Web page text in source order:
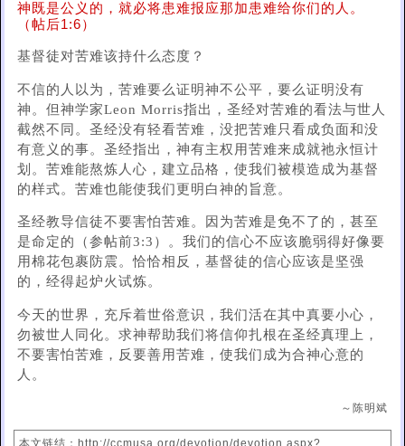
神既是公义的，就必将患难报应那加患难给你们的人。
（帖后1:6）
基督徒对苦难该持什么态度？
不信的人以为，苦难要么证明神不公平，要么证明没有
神。但神学家Leon Morris指出，圣经对苦难的看法与世人
截然不同。圣经没有轻看苦难，没把苦难只看成负面和没
有意义的事。圣经指出，神有主权用苦难来成就祂永恒计
划。苦难能熬炼人心，建立品格，使我们被模造成为基督
的样式。苦难也能使我们更明白神的旨意。
圣经教导信徒不要害怕苦难。因为苦难是免不了的，甚至
是命定的（参帖前3:3）。我们的信心不应该脆弱得好像要
用棉花包裹防震。恰恰相反，基督徒的信心应该是坚强
的，经得起炉火试炼。
今天的世界，充斥着世俗意识，我们活在其中真要小心，
勿被世人同化。求神帮助我们将信仰扎根在圣经真理上，
不要害怕苦难，反要善用苦难，使我们成为合神心意的
人。
～陈明斌
本文链结：http://ccmusa.org/devotion/devotion.aspx?